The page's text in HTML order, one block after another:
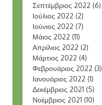
Σεπτέμβριος 2022 (6)
Ιούλιος 2022 (2)
Ιούνιος 2022 (7)
Μάιος 2022 (11)
Απρίλιος 2022 (2)
Μάρτιος 2022 (4)
Φεβρουάριος 2022 (3)
Ιανουάριος 2022 (1)
Δεκέμβριος 2021 (5)
Νοέμβριος 2021 (10)